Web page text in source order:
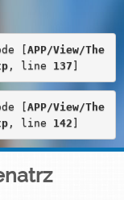
[APP/View/The
, line 137 ]
[APP/View/The
, line 142 ]